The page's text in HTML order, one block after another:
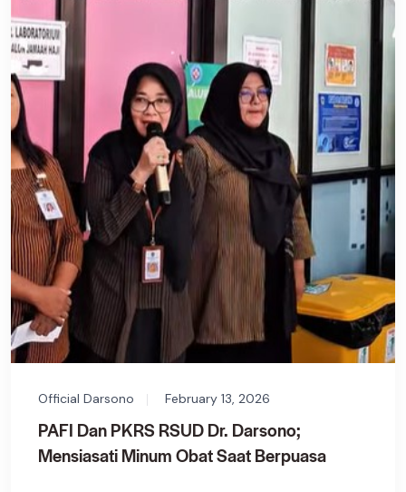
Official Darsono February 13, 2026
PAFI Dan PKRS RSUD Dr. Darsono;
Mensiasati Minum Obat Saat Berpuasa